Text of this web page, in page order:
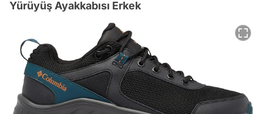
Yürüyüş Ayakkabısı Erkek